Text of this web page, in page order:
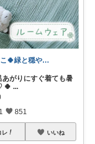
もこ🍀緑と穏やかなくらし🐑🍀
あがりにすぐ着ても暑
🍀︎ ...
1 851
レ いいね